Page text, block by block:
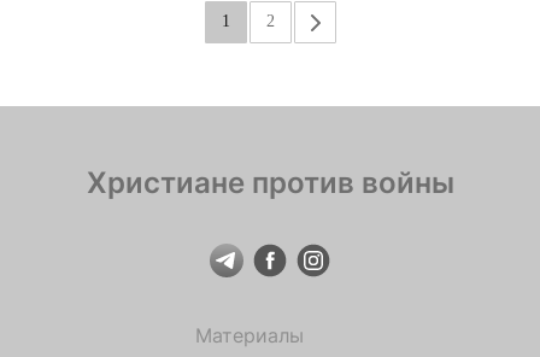
1 2 »
Христиане против войны
Материалы